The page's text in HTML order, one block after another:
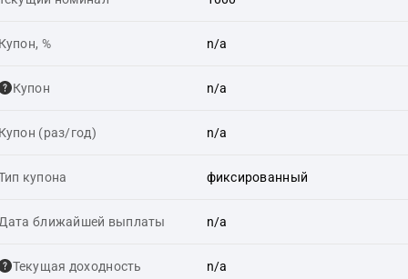
% n/a
Купон n/a
(раз/год) n/a
купона фиксированный
ближайшей выплаты n/a
Текущая доходность n/a